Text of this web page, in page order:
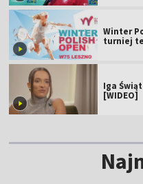
Winter
turniej
Iga
[WIDEO]